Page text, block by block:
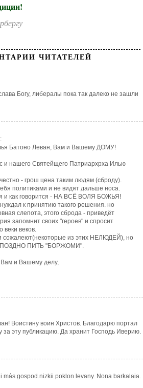
ЧИТАТЕЛЕЙ
Богу, либералы пока так далеко не зашли
:
Батоно Леван, Вам и Вашему ДОМУ!
и нашего Святейщего Патриархрха Илью
- грош цена таким людям (сброду).
политиками и не видят дальше носа.
и как говорится - НА ВСЁ ВОЛЯ БОЖЬЯ!
к принятию такого решения. но
слепота, этого сброда - приведёт
запомнит своих "героев" и спросит
веки веков.
сожалеют(некоторые из этих НЕЛЮДЕЙ), но
- ПОЗДНО ПИТЬ "БОРЖОМИ".
и Вашему делу,
Воистину воин Христов. Благодарю портал
за эту публикацию. Да хранит Господь Иверию.
más gospod.nizkii poklon levany. Nona barkalaia.